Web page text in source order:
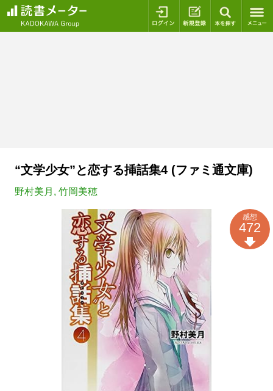
ログイン 新規登録
“文学少女”と恋する挿話集4 (ファミ通文庫)
野村美月 , 竹岡美穂
感想
472